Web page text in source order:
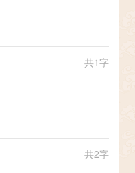
共1字
共2字